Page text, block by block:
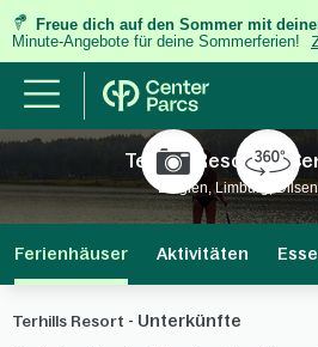
Freue dich auf den Sommer mit
Minute-Angebote für deine Sommerferien!
Terhills Resort by
Belgien, Limburg,
Ferienhäuser Aktivitäten
Terhills Resort - Unterkünfte